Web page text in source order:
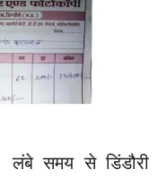
लंबे समय से डिंडौरी